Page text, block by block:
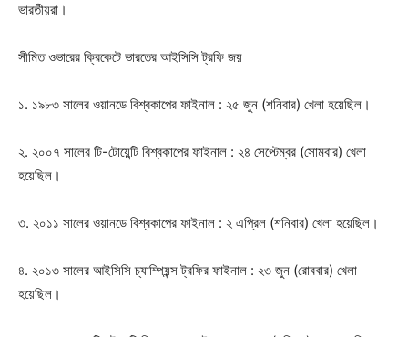
ভারতীয়রা।
সীমিত ওভারের ক্রিকেটে ভারতের আইসিসি ট্রফি জয়
১. ১৯৮৩ সালের ওয়ানডে বিশ্বকাপের ফাইনাল : ২৫ জুন (শনিবার) খেলা হয়েছিল।
২. ২০০৭ সালের টি-টোয়েন্টি বিশ্বকাপের ফাইনাল : ২৪ সেপ্টেম্বর (সোমবার) খেলা
হয়েছিল।
৩. ২০১১ সালের ওয়ানডে বিশ্বকাপের ফাইনাল : ২ এপ্রিল (শনিবার) খেলা হয়েছিল।
৪. ২০১৩ সালের আইসিসি চ্যাম্পিয়ন্স ট্রফির ফাইনাল : ২৩ জুন (রোববার) খেলা
হয়েছিল।